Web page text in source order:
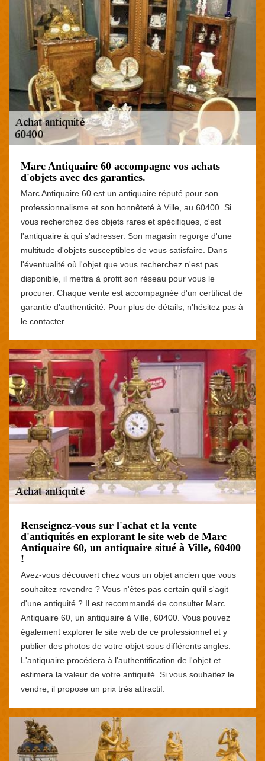
Marc Antiquaire 60 accompagne vos achats
d'objets avec des garanties.
Marc Antiquaire 60 est un antiquaire réputé pour son
professionnalisme et son honnêteté à Ville, au 60400. Si
vous recherchez des objets rares et spécifiques, c'est
l'antiquaire à qui s'adresser. Son magasin regorge d'une
multitude d'objets susceptibles de vous satisfaire. Dans
l'éventualité où l'objet que vous recherchez n'est pas
disponible, il mettra à profit son réseau pour vous le
procurer. Chaque vente est accompagnée d'un certificat de
garantie d'authenticité. Pour plus de détails, n'hésitez pas à
le contacter.
Renseignez-vous sur l'achat et la vente
d'antiquités en explorant le site web de Marc
Antiquaire 60, un antiquaire situé à Ville, 60400
!
Avez-vous découvert chez vous un objet ancien que vous
souhaitez revendre ? Vous n'êtes pas certain qu'il s'agit
d'une antiquité ? Il est recommandé de consulter Marc
Antiquaire 60, un antiquaire à Ville, 60400. Vous pouvez
également explorer le site web de ce professionnel et y
publier des photos de votre objet sous différents angles.
L'antiquaire procédera à l'authentification de l'objet et
estimera la valeur de votre antiquité. Si vous souhaitez le
vendre, il propose un prix très attractif.